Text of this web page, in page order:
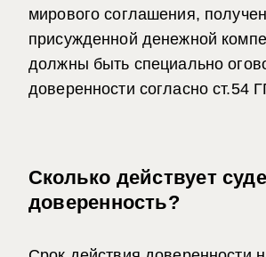
мирового соглашения,
присужденной денежной
должны быть специально
доверенности согласно ст.54
Сколько действует
доверенность?